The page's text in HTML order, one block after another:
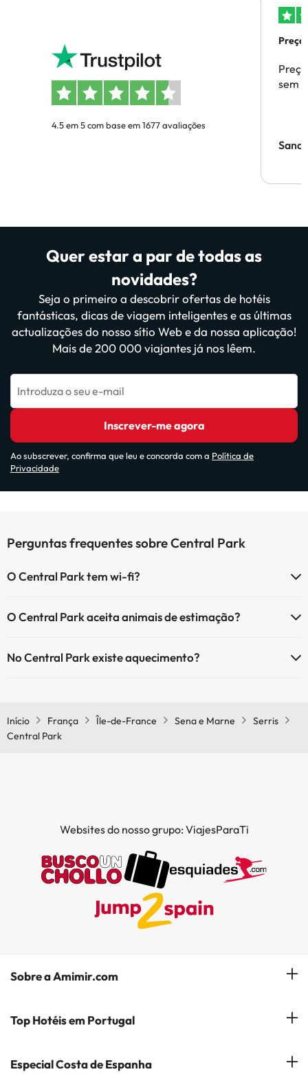
4.5 em 5 com base em 1677 avaliações
sem
Quer estar a par de todas as
novidades?
Seja o primeiro a descobrir ofertas de hotéis
fantásticas, dicas de viagem inteligentes e as últimas
actualizações do nosso sítio Web e da nossa aplicação!
Mais de 200 000 viajantes já nos lêem.
Introduza o seu e-mail
Inscrever-me agora
Ao subscrever, confirma que leu e concorda com a Política de
Privacidade
Perguntas frequentes sobre Central Park
O Central Park tem wi-fi?
O Central Park aceita animais de estimação?
No Central Park existe aquecimento?
Início França Île-de-France Sena e Marne
Serris
Central Park
Websites do nosso grupo: ViajesParaTi
Sobre a Amimir.com
Quem somos?
Subscreva a nossa Newsletter
Top Hotéis em Portugal
Hóteis em Lisboa
Especial Costa de Espanha